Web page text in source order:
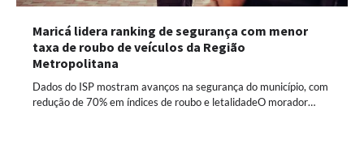
Maricá lidera ranking de segurança com menor
taxa de roubo de veículos da Região
Metropolitana
Dados do ISP mostram avanços na segurança do município, com
redução de 70% em índices de roubo e letalidadeO morador…